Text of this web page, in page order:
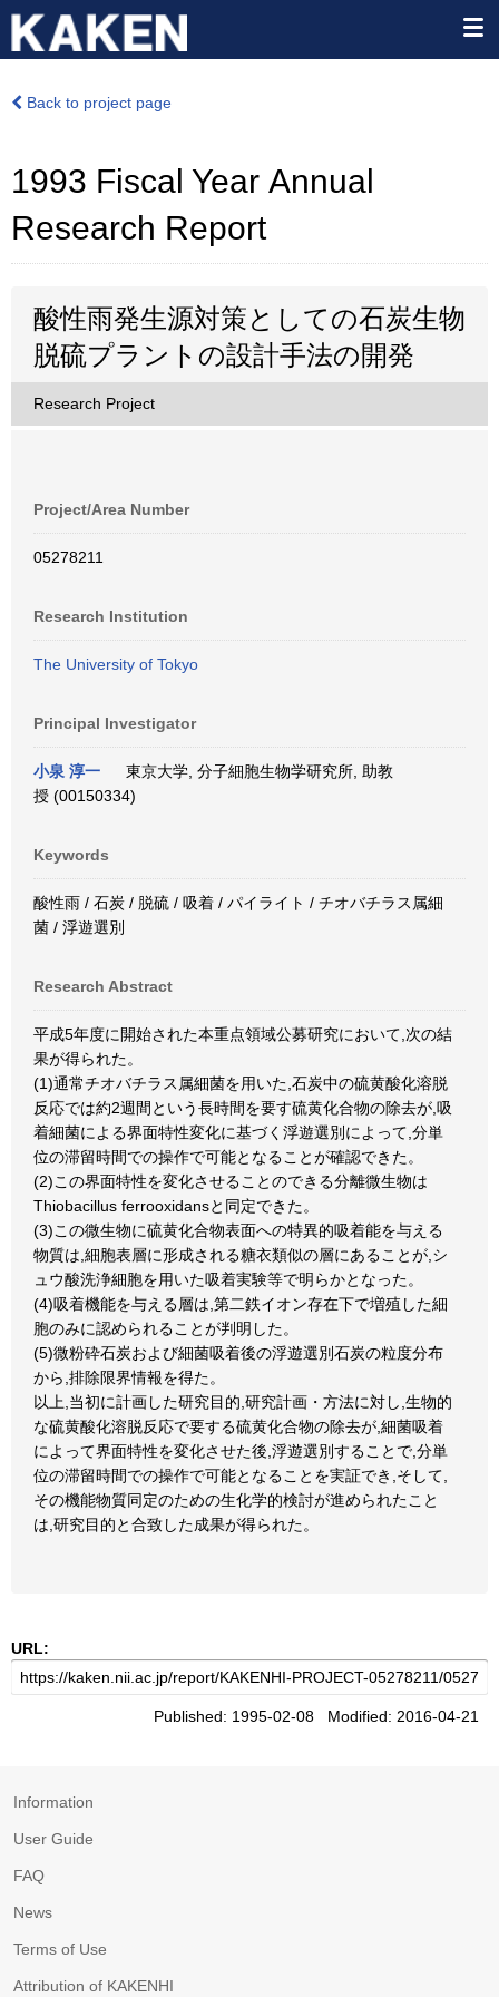
Back to project page
1993 Fiscal Year Annual
Research Report
酸性雨発生源対策としての石炭生物
脱硫プラントの設計手法の開発
Research Project
Project/Area Number
05278211
Research Institution
The University of Tokyo
Principal Investigator
小泉 淳一
東京大学, 分子細胞生物学研究所, 助教
授 (00150334)
Keywords
酸性雨 / 石炭 / 脱硫 / 吸着 / パイライト / チオバチラス属細
菌 / 浮遊選別
Research Abstract
平成5年度に開始された本重点領域公募研究において,次の結
果が得られた。
(1)通常チオバチラス属細菌を用いた,石炭中の硫黄酸化溶脱
反応では約2週間という長時間を要す硫黄化合物の除去が,吸
着細菌による界面特性変化に基づく浮遊選別によって,分単
位の滞留時間での操作で可能となることが確認できた。
(2)この界面特性を変化させることのできる分離微生物は
Thiobacillus ferrooxidansと同定できた。
(3)この微生物に硫黄化合物表面への特異的吸着能を与える
物質は,細胞表層に形成される糖衣類似の層にあることが,シ
ュウ酸洗浄細胞を用いた吸着実験等で明らかとなった。
(4)吸着機能を与える層は,第二鉄イオン存在下で増殖した細
胞のみに認められることが判明した。
(5)微粉砕石炭および細菌吸着後の浮遊選別石炭の粒度分布
から,排除限界情報を得た。
以上,当初に計画した研究目的,研究計画・方法に対し,生物的
な硫黄酸化溶脱反応で要する硫黄化合物の除去が,細菌吸着
によって界面特性を変化させた後,浮遊選別することで,分単
位の滞留時間での操作で可能となることを実証でき,そして,
その機能物質同定のための生化学的検討が進められたこと
は,研究目的と合致した成果が得られた。
URL:
Published: 1995-02-08 Modified: 2016-04-21
Information
User Guide
FAQ
News
Terms of Use
Attribution of KAKENHI